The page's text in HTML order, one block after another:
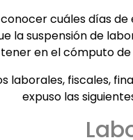
cuáles días
la suspensión de
en el cómputo
laborales, fiscales,
expuso las